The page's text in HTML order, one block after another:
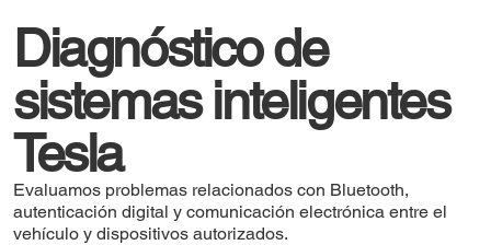
Diagnóstico de
sistemas inteligentes
Tesla
Evaluamos problemas relacionados con Bluetooth,
autenticación digital y comunicación electrónica entre el
vehículo y dispositivos autorizados.